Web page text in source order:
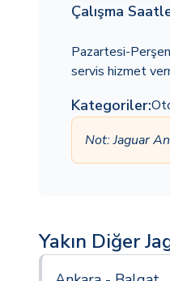
Çalışma
Pazartesi-
servis hizmet
Kategoriler:
Not: Jaguar
Yakın Diğer